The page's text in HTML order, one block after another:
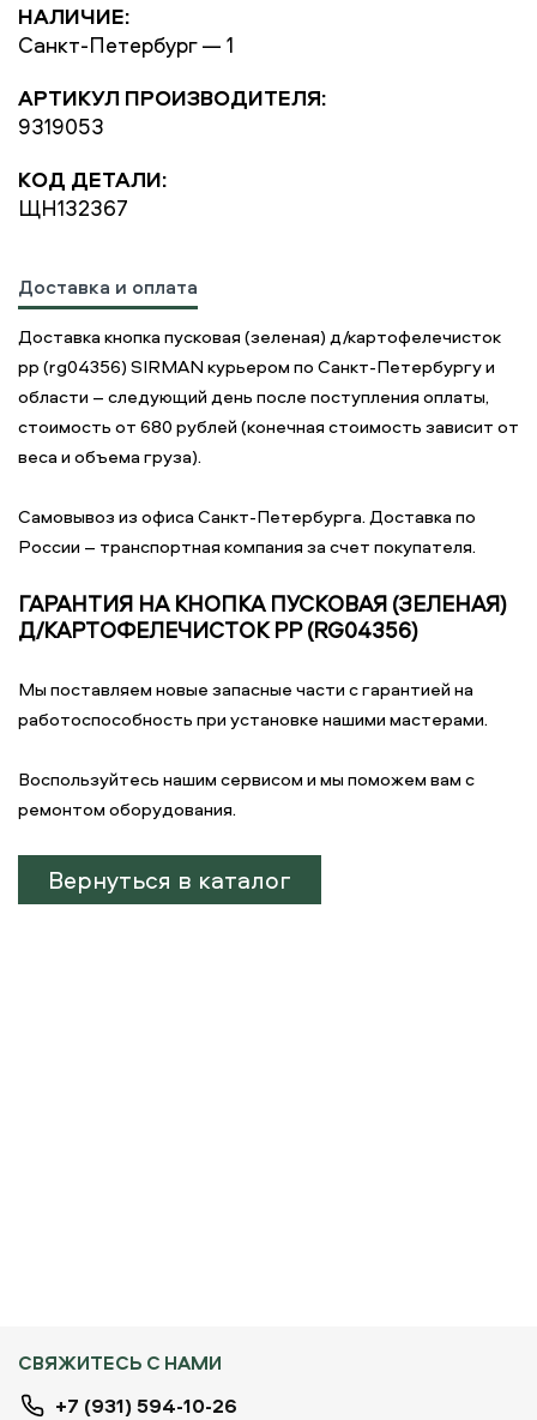
НАЛИЧИЕ:
Санкт-Петербург — 1
АРТИКУЛ ПРОИЗВОДИТЕЛЯ:
9319053
КОД ДЕТАЛИ:
ЩН132367
Доставка и оплата
Доставка кнопка пусковая (зеленая) д/картофелечисток
pp (rg04356) SIRMAN курьером по Санкт-Петербургу и
области – следующий день после поступления оплаты,
стоимость от 680 рублей (конечная стоимость зависит от
веса и объема груза).
Самовывоз из офиса Санкт-Петербурга. Доставка по
России – транспортная компания за счет покупателя.
ГАРАНТИЯ НА КНОПКА ПУСКОВАЯ (ЗЕЛЕНАЯ)
Д/КАРТОФЕЛЕЧИСТОК PP (RG04356)
Мы поставляем новые запасные части с гарантией на
работоспособность при установке нашими мастерами.
Воспользуйтесь нашим сервисом и мы поможем вам с
ремонтом оборудования.
Вернуться в каталог
СВЯЖИТЕСЬ С НАМИ
+7 (931) 594-10-26